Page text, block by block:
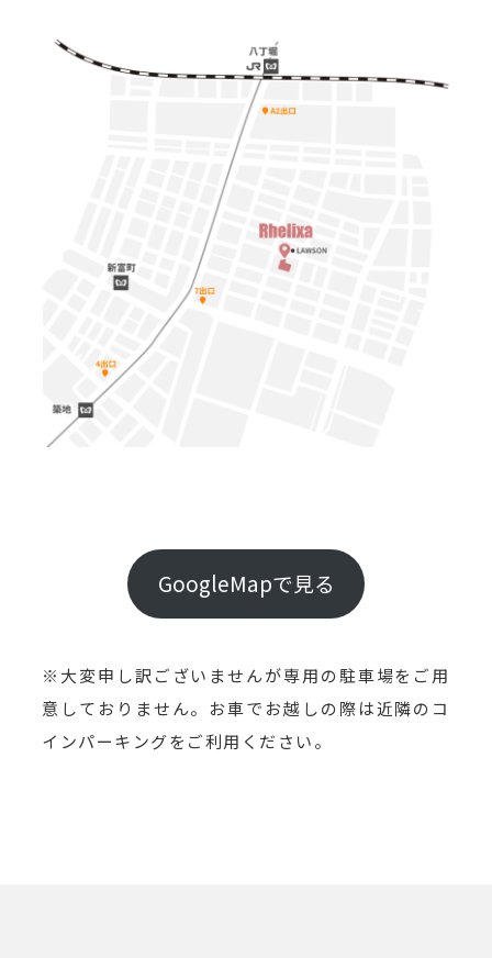
GoogleMapで見る
※大変申し訳ございませんが専用の駐車場をご用
意しておりません。お車でお越しの際は近隣のコ
インパーキングをご利用ください。